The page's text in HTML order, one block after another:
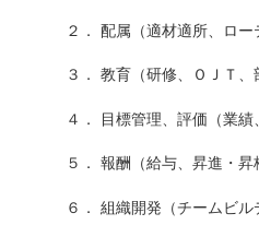
２． 配属（適材適所、ロー
３． 教育（研修、ＯＪＴ、
４． 目標管理、評価（業績
５． 報酬（給与、昇進・昇
６． 組織開発（チームビル